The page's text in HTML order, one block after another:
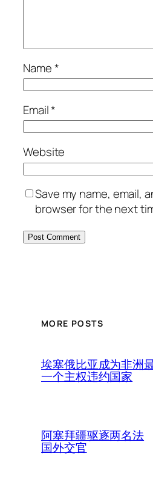
Name*
Email*
Website
Save my name, email,
browser for the next
MORE POSTS
埃塞俄比亚成为非洲
一个主权违约国家
阿塞拜疆驱逐两名法
国外交官